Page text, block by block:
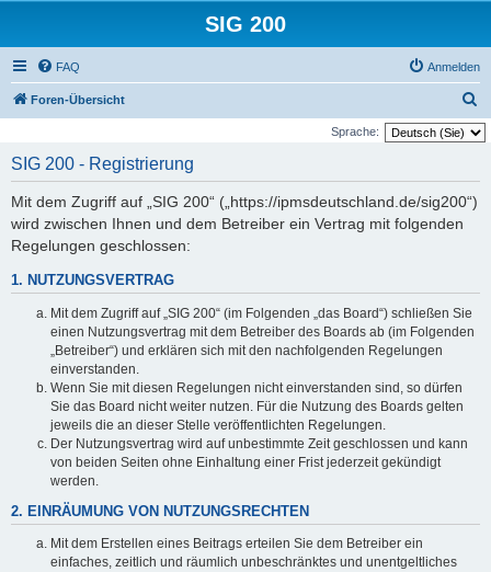
SIG 200
FAQ Anmelden
Foren-Übersicht
u
Sprache:
SIG 200 - Registrierung
Mit dem Zugriff auf „SIG 200“ („https://ipmsdeutschland.de/sig200“)
wird zwischen Ihnen und dem Betreiber ein Vertrag mit folgenden
Regelungen geschlossen:
1. NUTZUNGSVERTRAG
Mit dem Zugriff auf „SIG 200“ (im Folgenden „das Board“) schließen Sie
einen Nutzungsvertrag mit dem Betreiber des Boards ab (im Folgenden
„Betreiber“) und erklären sich mit den nachfolgenden Regelungen
einverstanden.
Wenn Sie mit diesen Regelungen nicht einverstanden sind, so dürfen
Sie das Board nicht weiter nutzen. Für die Nutzung des Boards gelten
jeweils die an dieser Stelle veröffentlichten Regelungen.
Der Nutzungsvertrag wird auf unbestimmte Zeit geschlossen und kann
von beiden Seiten ohne Einhaltung einer Frist jederzeit gekündigt
werden.
2. EINRÄUMUNG VON NUTZUNGSRECHTEN
Mit dem Erstellen eines Beitrags erteilen Sie dem Betreiber ein
einfaches, zeitlich und räumlich unbeschränktes und unentgeltliches